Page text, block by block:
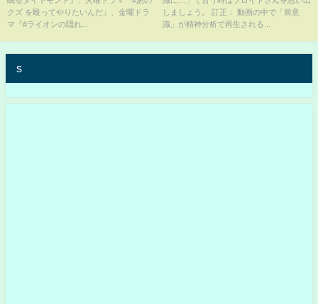
Autumn!!』#海に眠るダイヤモ
ンド
クズ を殴ってやりたいんだ』、金曜ドラ
マ『#ライオンの隠れ...
しましょう。 訂正： 動画の中で「前意
識」が精神分析で再生される...
s